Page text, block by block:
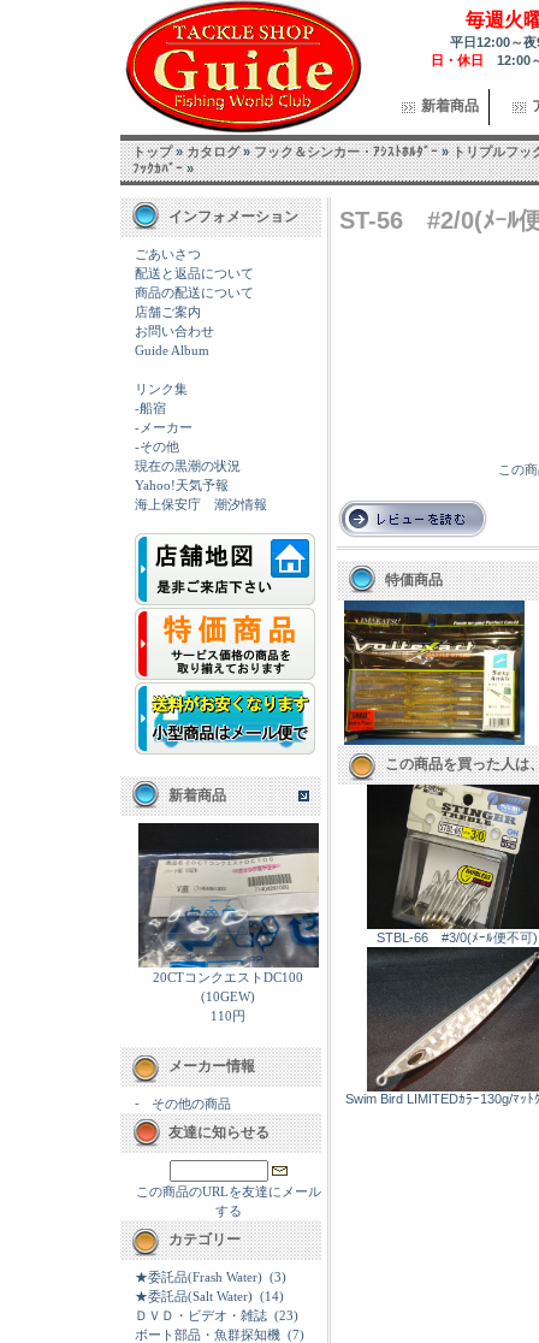
毎週火
平日12:00～
日・休日 12:00
新着商品
トップ»カタログ»フック＆シンカー・ｱｼｽﾄﾎﾙﾀﾞｰ»トリプルフッ
ﾌｯｸｶﾊﾞｰ»
インフォメーション
ごあいさつ
配送と返品について
商品の配送について
店舗ご案内
お問い合わせ
Guide Album
リンク集
-船宿
-メーカー
-その他
現在の黒潮の状況
Yahoo!天気予報
海上保安庁 潮汐情報
新着商品
20CTコンクエストDC100
(10GEW)
110円
メーカー情報
- その他の商品
友達に知らせる
この商品のURLを友達にメール
する
カテゴリー
★委託品(Frash Water) (3)
★委託品(Salt Water) (14)
ＤＶＤ・ビデオ・雑誌 (23)
ボート部品・魚群探知機 (7)
ST-56 #2/0(ﾒｰﾙ
この
特価商品
この商品を買った人は
STBL-66 #3/0(ﾒｰﾙ便不可)
Swim Bird LIMITEDｶﾗｰ130g/ﾏｯﾄ